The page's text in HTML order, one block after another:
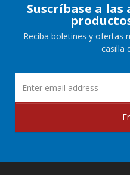
Suscríbase a
Reciba boletines y ofertas
casilla